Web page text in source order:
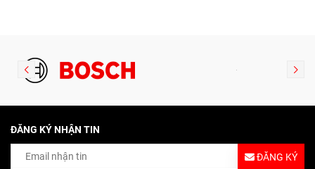
ĐĂNG KÝ NHẬN TIN
ĐĂNG KÝ